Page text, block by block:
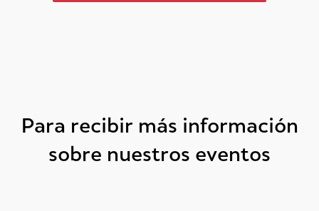
Para recibir más información
sobre nuestros eventos